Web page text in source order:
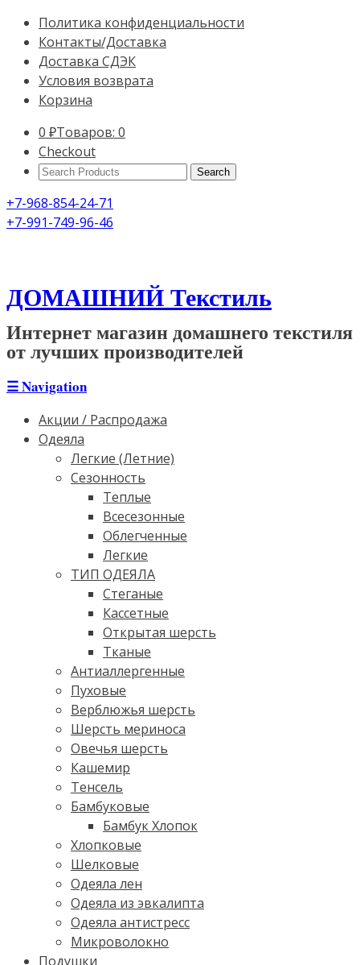
Политика конфиденциальности
Контакты/Доставка
Доставка СДЭК
Условия возврата
Корзина
0 ₽Товаров: 0
Checkout
Search
+7-968-854-24-71
+7-991-749-96-46
ДОМАШНИЙ Текстиль
Интернет магазин домашнего текстиля
от лучших производителей
☰Navigation
Акции / Распродажа
Одеяла
Легкие (Летние)
Сезонность
Теплые
Всесезонные
Облегченные
Легкие
ТИП ОДЕЯЛА
Стеганые
Кассетные
Открытая шерсть
Тканые
Антиаллергенные
Пуховые
Верблюжья шерсть
Шерсть мериноса
Овечья шерсть
Кашемир
Тенсель
Бамбуковые
Бамбук Хлопок
Хлопковые
Шелковые
Одеяла лен
Одеяла из эвкалипта
Одеяла антистресс
Микроволокно
Подушки